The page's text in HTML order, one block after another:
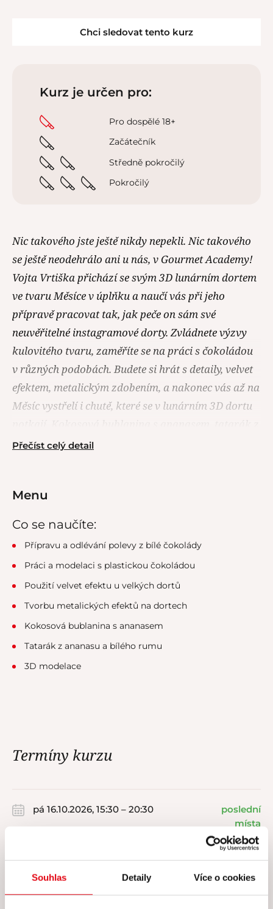
Souhlas Detaily Více o cookies
Chci sledovat tento kurz
Kurz je určen pro:
Pro dospělé 18+
Začátečník
Středně pokročilý
Pokročilý
Nic takového jste ještě nikdy nepekli. Nic takového
se ještě neodehrálo ani u nás, v Gourmet Academy!
Vojta Vrtiška přichází se svým 3D lunárním dortem
ve tvaru Měsíce v úplňku a naučí vás při jeho
přípravě pracovat tak, jak peče on sám své
neuvěřitelné instagramové dorty. Zvládnete výzvy
kulovitého tvaru, zaměříte se na práci s čokoládou
v různých podobách. Budete si hrát s detaily, velvet
efektem, metalickým zdobením, a nakonec vás až na
Měsíc vystřelí i chutě, které se v lunárním 3D dortu
ananasu a bílého rumu a lehký kokosový
Přečíst celý detail
Menu
Co se naučíte:
Přípravu a odlévání polevy z bílé čokolády
Práci a modelaci s plastickou čokoládou
Použití velvet efektu u velkých dortů
Tvorbu metalických efektů na dortech
Kokosová bublanina s ananasem
Tatarák z ananasu a bílého rumu
3D modelace
Termíny kurzu
pá 16.10.2026, 15:30 – 20:30
poslední
místa
6 000 ,-
Koupit